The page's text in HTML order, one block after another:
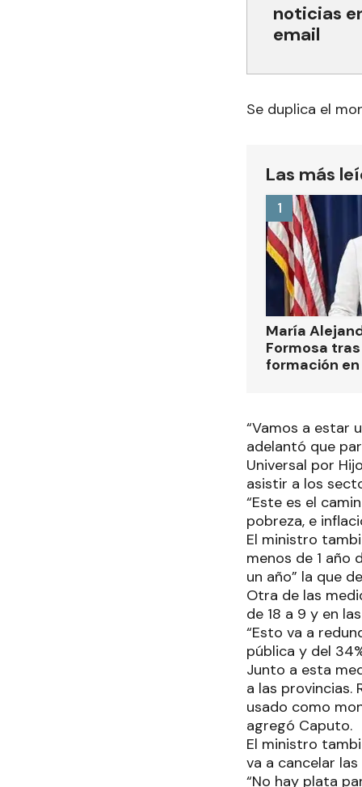
noticias
email
Se duplica el
Las más
María
Formosa
formación
1
“Vamos a estar
adelantó que
Universal por
asistir a los
“Este es el
pobreza, e
El ministro
menos de 1 año
un año” la que
Otra de las
de 18 a 9 y en
“Esto va a
pública y del
Junto a esta
a las provincias.
usado como
agregó Caputo.
El ministro
va a cancelar
“No hay plata